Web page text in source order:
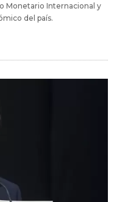
Monetario Internacional y
del país.